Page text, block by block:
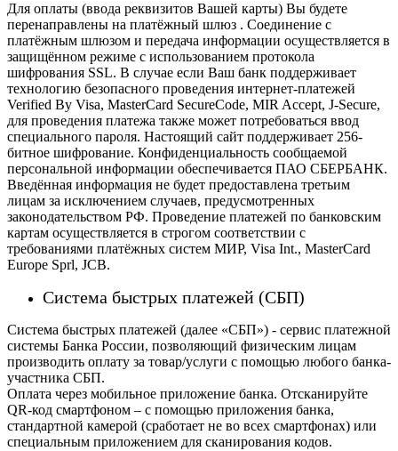
Для оплаты (ввода реквизитов Вашей карты) Вы будете
перенаправлены на платёжный шлюз . Соединение с
платёжным шлюзом и передача информации осуществляется в
защищённом режиме с использованием протокола
шифрования SSL. В случае если Ваш банк поддерживает
технологию безопасного проведения интернет-платежей
Verified By Visa, MasterCard SecureCode, MIR Accept, J-Secure,
для проведения платежа также может потребоваться ввод
специального пароля. Настоящий сайт поддерживает 256-
битное шифрование. Конфиденциальность сообщаемой
персональной информации обеспечивается ПАО СБЕРБАНК.
Введённая информация не будет предоставлена третьим
лицам за исключением случаев, предусмотренных
законодательством РФ. Проведение платежей по банковским
картам осуществляется в строгом соответствии с
требованиями платёжных систем МИР, Visa Int., MasterCard
Europe Sprl, JCB.
Система быстрых платежей (СБП)
Система быстрых платежей (далее «СБП») - сервис платежной
системы Банка России, позволяющий физическим лицам
производить оплату за товар/услуги с помощью любого банка-
участника СБП.
Оплата через мобильное приложение банка. Отсканируйте
QR-код смартфоном – с помощью приложения банка,
стандартной камерой (сработает не во всех смартфонах) или
специальным приложением для сканирования кодов.